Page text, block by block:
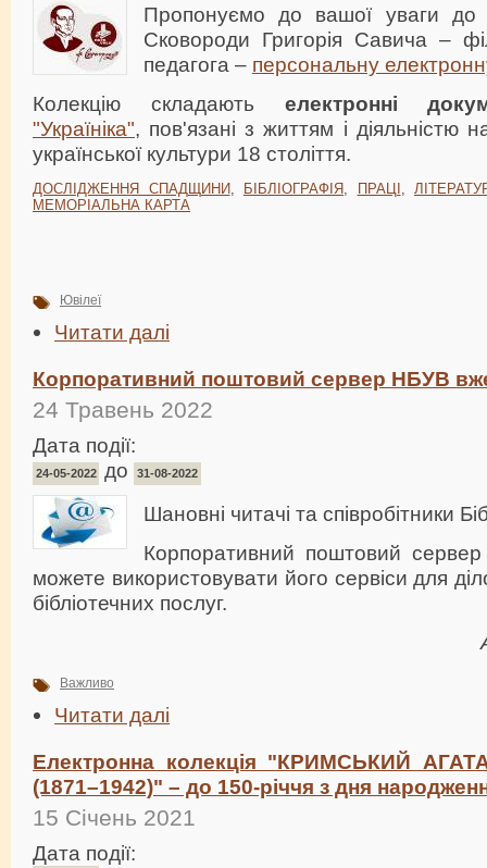
Пропонуємо до вашої уваги до
Сковороди Григорія Савича –
педагога – персональну
Колекцію складають електронні
"Україніка", пов'язані з життям і діяльністю
української культури 18 століття.
ДОСЛІДЖЕННЯ СПАДЩИНИ, БІБЛІОГРАФІЯ ПРАЦІ
МЕМОРІАЛЬНА КАРТА
Ювілеї
Читати далі
Корпоративний поштовий сервер НБУВ
24 Травень 2022
Дата події:
24-05-2022 до 31-08-2022
Шановні читачі та співробітники
Корпоративний поштовий
можете використовувати його сервіси для
бібліотечних послуг.
Важливо
Читати далі
Електронна колекція "КРИМСЬКИЙ
(1871–1942)" – до 150-річчя з дня
15 Січень 2021
Дата події: